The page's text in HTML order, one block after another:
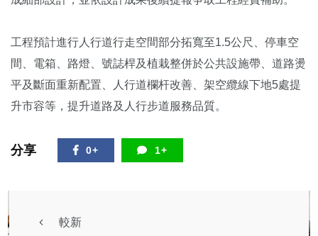
工程預計進行人行道行走空間部分拓寬至1.5公尺、停車空
間、電箱、路燈、號誌桿及植栽整併於公共設施帶、道路燙
平及斷面重新配置、人行道欄杆改善、架空纜線下地5處提
升市容等，提升道路及人行步道服務品質。
分享 0+ 1+
較新